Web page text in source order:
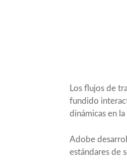
Los flujos de
fundido
dinámicas en
Adobe
estándares de